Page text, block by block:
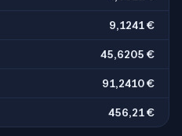
9,1241 €
45,6205 €
91,2410 €
456,21 €